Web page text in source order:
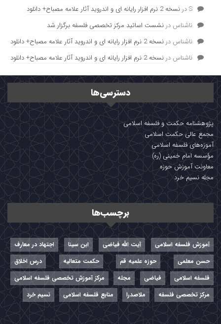
Sدر نسخه 2 نرم افزار رایانه ای و اندروید آثار علامه مصباح+ دانلود
ناشناس در نشست اساتید مرکز تخصصی فلسفه برگزار شد
ناشناس در نسخه 2 نرم افزار رایانه ای و اندروید آثار علامه مصباح+ دانلود
ناشناس در نسخه 2 نرم افزار رایانه ای و اندروید آثار علامه مصباح+ دانلود
دسترسی‌ها
پژوهشنامه حکمت و فلسفه اسلامی
مجمع عالی حکمت اسلامی
آموزه‌های فلسفه اسلامی
مؤسسه امام خمینی (ره)
معاونت آموزش حوزه
مجله نسیم خرد
برچسب‌ها
آموزش فلسفه اسلامی آیت الله فیاضی ابن سینا
اجتهاد در معارف
حسن معلمی
حوزه علمیه قم حکمت متعالیه
درس اخلاق
فلسفه اسلامی
فیاضی مجله
مرکز آموزش تخصصی فلسفه اسلامی
مرکز تخصصی فلسفه
ملاصدرا منابع فلسفه اسلامی نسیم خرد